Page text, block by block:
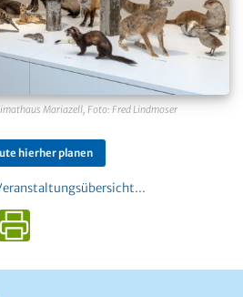
Mariazell, Foto: Fred Lindmoser
hierher planen